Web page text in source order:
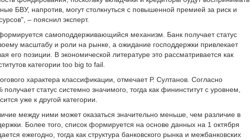
БВУ, напротив, могут столкнуться с повышенной премией за риск и
– пояснил эксперт.
самоподдерживающийся механизм. Банк получает статус
масштабу и роли на рынке, а ожидание господдержки привлекает
его позиции. В экономической литературе это рассматривается как
категории too big to fail.
характера классификации, отмечает Р. Султанов. Согласно
статус системно значимого, тогда как фининститут с уровнем,
уже к другой категории.
между ними может оказаться значительно меньше, чем различие в
Более того, список формируется на основе данных на 1 октября
ежегодно, тогда как структура банковского рынка и межбанковских